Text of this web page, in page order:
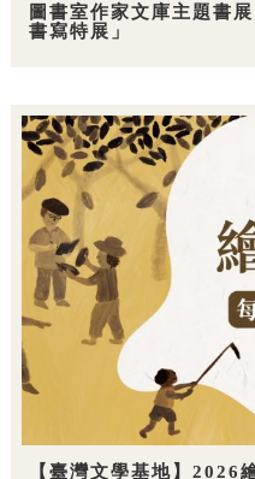
圖書室作家文庫主題書
書寫特展」
【臺灣文學基地】2026